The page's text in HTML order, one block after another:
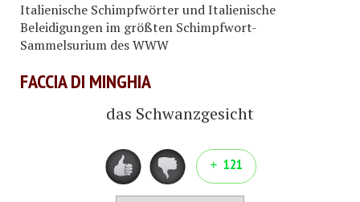
Italienische Schimpfwörter und Italienische
Beleidigungen im größten Schimpfwort-
Sammelsurium des WWW
FACCIA DI MINGHIA
das Schwanzgesicht
121